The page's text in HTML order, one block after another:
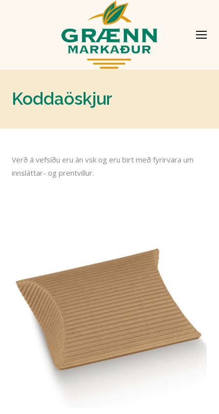
Koddaöskjur
Verð á vefsíðu eru án vsk og eru birt með fyrirvara um
innsláttar- og prentvillur.